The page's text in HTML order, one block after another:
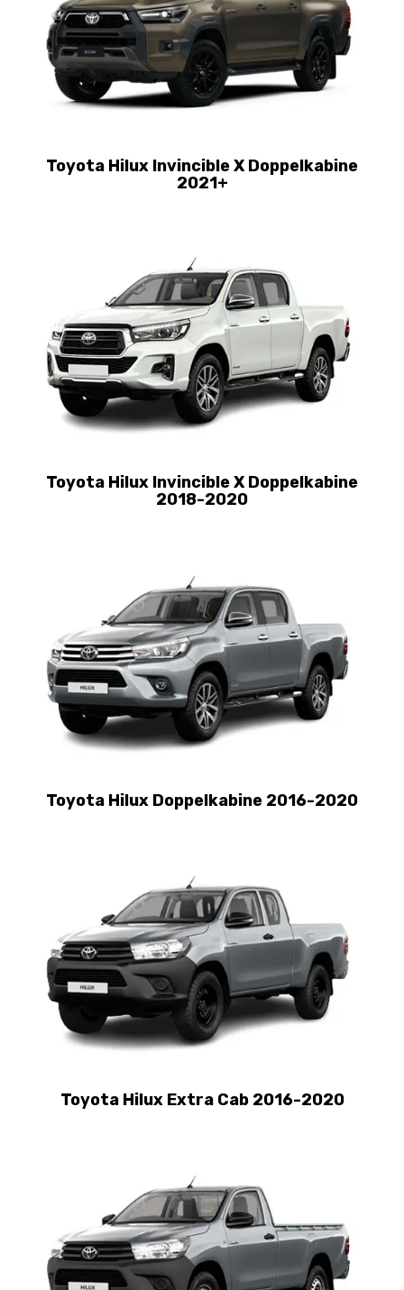
Toyota Hilux Invincible X Doppelkabine
2021+
Toyota Hilux Invincible X Doppelkabine
2018-2020
Toyota Hilux Doppelkabine 2016-2020
Toyota Hilux Extra Cab 2016-2020